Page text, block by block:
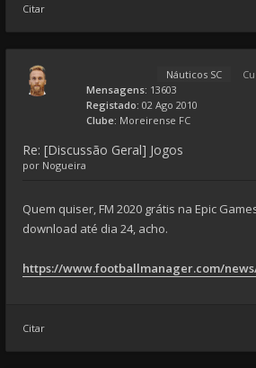
Citar
Náuticos SC
Mensagens: 13603
Registado: 02 Ago 2010
Clube: Moreirense FC
Re: [Discussão Geral] Jogos
por Nogueira
Quem quiser, FM 2020 grátis na Epic
download até dia 24, acho.
https://www.footballmanager.com/
Citar